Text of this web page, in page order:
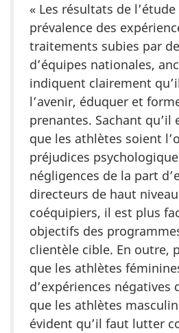
« Les résultats de
prévalence des
traitements subies par
d’équipes nationales,
indiquent clairement
l’avenir, éduquer et
prenantes. Sachant
que les athlètes soient
préjudices
négligences de la part
directeurs de haut
coéquipiers, il est plus
objectifs des
clientèle cible. En outre,
que les athlètes
d’expériences
que les athlètes
évident qu’il faut lutter